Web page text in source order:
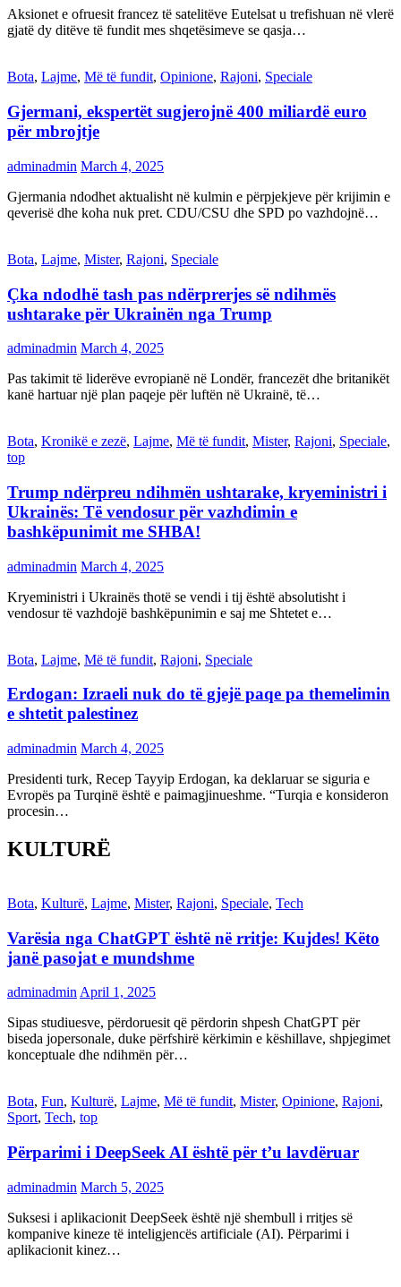
Aksionet e ofruesit francez të satelitëve Eutelsat u trefishuan në vlerë
gjatë dy ditëve të fundit mes shqetësimeve se qasja…
Bota, Lajme, Më të fundit, Opinione, Rajoni, Speciale
Gjermani, ekspertët sugjerojnë 400 miliardë euro
për mbrojtje
adminadmin March 4, 2025
Gjermania ndodhet aktualisht në kulmin e përpjekjeve për krijimin e
qeverisë dhe koha nuk pret. CDU/CSU dhe SPD po vazhdojnë…
Bota, Lajme, Mister, Rajoni, Speciale
Çka ndodhë tash pas ndërprerjes së ndihmës
ushtarake për Ukrainën nga Trump
adminadmin March 4, 2025
Pas takimit të liderëve evropianë në Londër, francezët dhe britanikët
kanë hartuar një plan paqeje për luftën në Ukrainë, të…
Bota, Kronikë e zezë, Lajme, Më të fundit, Mister, Rajoni, Speciale,
top
Trump ndërpreu ndihmën ushtarake, kryeministri i
Ukrainës: Të vendosur për vazhdimin e
bashkëpunimit me SHBA!
adminadmin March 4, 2025
Kryeministri i Ukrainës thotë se vendi i tij është absolutisht i
vendosur të vazhdojë bashkëpunimin e saj me Shtetet e…
Bota, Lajme, Më të fundit, Rajoni, Speciale
Erdogan: Izraeli nuk do të gjejë paqe pa themelimin
e shtetit palestinez
adminadmin March 4, 2025
Presidenti turk, Recep Tayyip Erdogan, ka deklaruar se siguria e
Evropës pa Turqinë është e paimagjinueshme. “Turqia e konsideron
procesin…
KULTURË
Bota, Kulturë, Lajme, Mister, Rajoni, Speciale, Tech
Varësia nga ChatGPT është në rritje: Kujdes! Këto
janë pasojat e mundshme
adminadmin April 1, 2025
Sipas studiuesve, përdoruesit që përdorin shpesh ChatGPT për
biseda jopersonale, duke përfshirë kërkimin e këshillave, shpjegimet
konceptuale dhe ndihmën për…
Bota, Fun, Kulturë, Lajme, Më të fundit, Mister, Opinione, Rajoni,
Sport, Tech, top
Përparimi i DeepSeek AI është për t’u lavdëruar
adminadmin March 5, 2025
Suksesi i aplikacionit DeepSeek është një shembull i rritjes së
kompanive kineze të inteligjencës artificiale (AI). Përparimi i
aplikacionit kinez…